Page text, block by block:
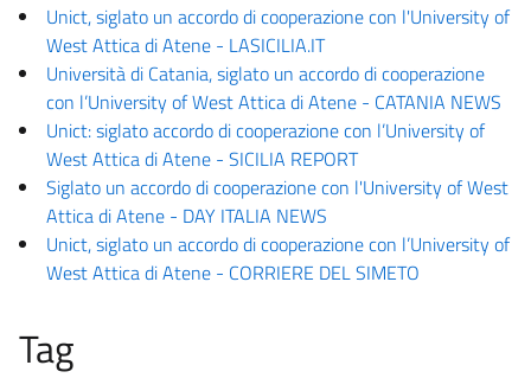
Unict, siglato un accordo di cooperazione con l'University of
West Attica di Atene - LASICILIA.IT
Università di Catania, siglato un accordo di cooperazione
con l’University of West Attica di Atene - CATANIA NEWS
Unict: siglato accordo di cooperazione con l’University of
West Attica di Atene - SICILIA REPORT
Siglato un accordo di cooperazione con l'University of West
Attica di Atene - DAY ITALIA NEWS
Unict, siglato un accordo di cooperazione con l’University of
West Attica di Atene - CORRIERE DEL SIMETO
Tag